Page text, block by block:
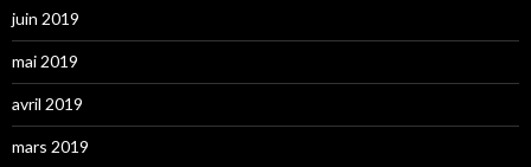
juin 2019
mai 2019
avril 2019
mars 2019